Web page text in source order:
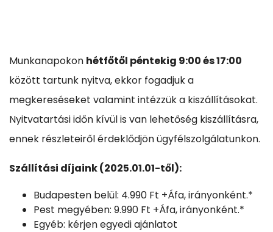
Munkanapokon hétfőtől péntekig 9:00 és 17:00
között tartunk nyitva, ekkor fogadjuk a
megkereséseket valamint intézzük a kiszállításokat.
Nyitvatartási időn kívül is van lehetőség kiszállításra,
ennek részleteiről érdeklődjön ügyfélszolgálatunkon.
Szállítási díjaink (2025.01.01-től):
Budapesten belül: 4.990 Ft +Áfa, irányonként.*
Pest megyében: 9.990 Ft +Áfa, irányonként.*
Egyéb: kérjen egyedi ajánlatot